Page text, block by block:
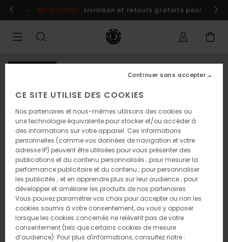
l'information
maintenantMY ELEMENT Livraison et retours gratuits pour les
CE SITE UTILISE DES COOKIES
Nos partenaires et nous-mêmes utilisons des cookies ou
une technologie équivalente pour stocker et/ou accéder à
des informations sur votre appareil. Ces informations
personnelles (comme vos données de navigation et votre
adresse IP) peuvent être utilisées pour vous présenter des
publications et du contenu personnalisés ; pour mesurer la
performance publicitaire et du contenu ; pour personnaliser
les publicités ; et en apprendre plus sur leur audience ; pour
développer et améliorer les produits de nos partenaires.
Vous pouvez paramétrer vos choix pour accepter ou non les
cookies soumis à votre consentement, ou vous y opposer
lorsque les cookies concernés ne relèvent pas de votre
consentement (tels que certains cookies de mesure
d’audience). Pour plus d'informations, consultez notre :
Continuer sans accepter